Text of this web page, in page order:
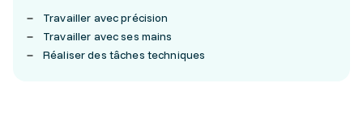
Travailler avec précision
Travailler avec ses mains
Réaliser des tâches techniques